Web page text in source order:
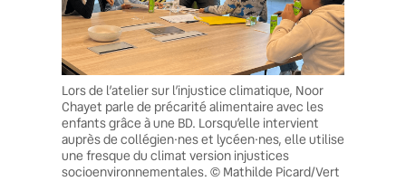
Lors de l’atelier sur l’injustice climatique, Noor
Chayet parle de précarité alimentaire avec les
enfants grâce à une BD. Lorsqu’elle intervient
auprès de collégien·nes et lycéen·nes, elle utilise
une fresque du climat version injustices
socioenvironnementales. © Mathilde Picard/Vert